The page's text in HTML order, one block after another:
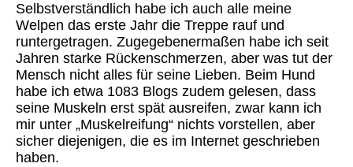
Selbstverständlich habe ich auch alle meine
Welpen das erste Jahr die Treppe rauf und
runtergetragen. Zugegebenermaßen habe ich seit
Jahren starke Rückenschmerzen, aber was tut der
Mensch nicht alles für seine Lieben. Beim Hund
habe ich etwa 1083 Blogs zudem gelesen, dass
seine Muskeln erst spät ausreifen, zwar kann ich
mir unter „Muskelreifung“ nichts vorstellen, aber
sicher diejenigen, die es im Internet geschrieben
haben.